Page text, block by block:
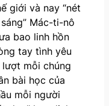
giới và nay “nét
Mác-ti-nô
bao linh hồn
tay tình yêu
lượt mỗi chúng
bài học của
mỗi người